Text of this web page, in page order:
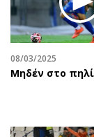
Real Estate
Επιχειρήσεις
Αγορές
Money Review
Ενέργεια
08/03/2025
Μηδέν στο